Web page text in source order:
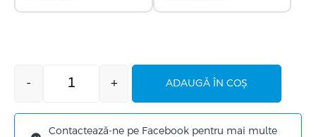
- + ADAUGĂ ÎN COȘ
Contactează-ne pe Facebook pentru mai multe